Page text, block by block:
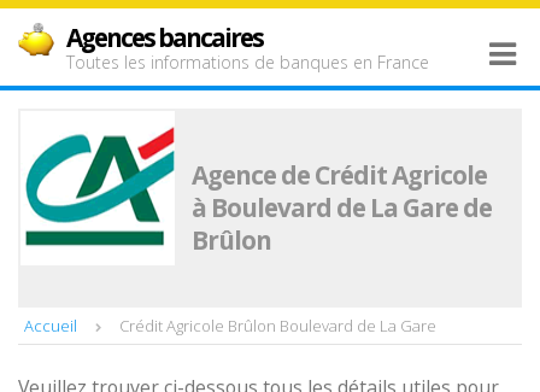
Agences bancaires
Toutes les informations de banques en France
Agence de Crédit Agricole
à Boulevard de La Gare de
Brûlon
Accueil Crédit Agricole Brûlon Boulevard de La Gare